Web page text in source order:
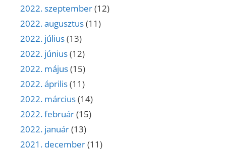
2022. szeptember(12)
2022. augusztus(11)
2022. július(13)
2022. június(12)
2022. május(15)
2022. április(11)
2022. március(14)
2022. február(15)
2022. január(13)
2021. december(11)